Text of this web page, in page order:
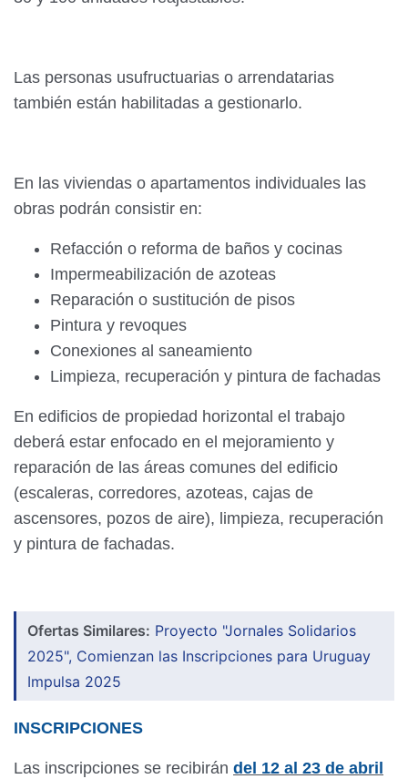
Las personas usufructuarias o arrendatarias
también están habilitadas a gestionarlo.
En las viviendas o apartamentos individuales las
obras podrán consistir en:
Refacción o reforma de baños y cocinas
Impermeabilización de azoteas
Reparación o sustitución de pisos
Pintura y revoques
Conexiones al saneamiento
Limpieza, recuperación y pintura de fachadas
En edificios de propiedad horizontal el trabajo
deberá estar enfocado en el mejoramiento y
reparación de las áreas comunes del edificio
(escaleras, corredores, azoteas, cajas de
ascensores, pozos de aire), limpieza, recuperación
y pintura de fachadas.
Ofertas Similares: Proyecto "Jornales Solidarios
2025", Comienzan las Inscripciones para Uruguay
Impulsa 2025
INSCRIPCIONES
Las inscripciones se recibirán del 12 al 23 de abril